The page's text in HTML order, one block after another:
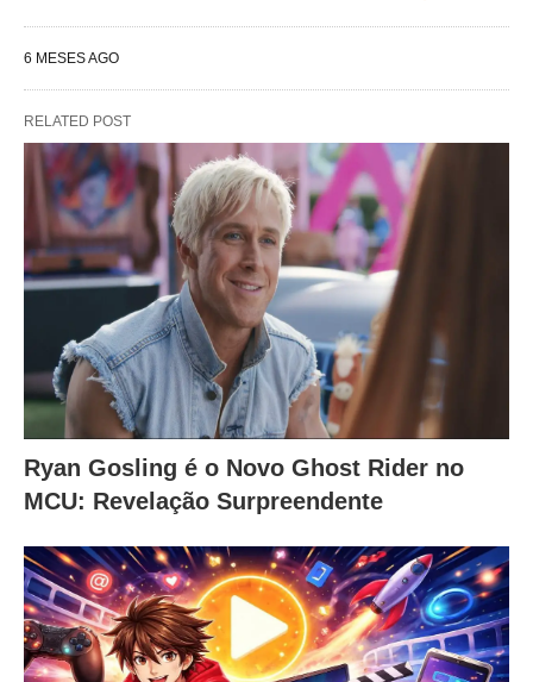
6 MESES AGO
RELATED POST
Ryan Gosling é o Novo Ghost Rider no
MCU: Revelação Surpreendente